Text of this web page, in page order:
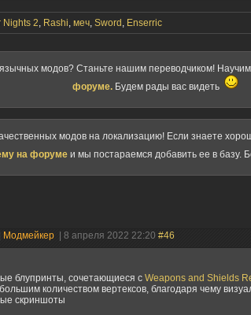
Nights 2, Rashi, меч, Sword , Enserric
модов? Станьте нашим переводчиком!
форуме. Будем рады вас видеть
модов на локализацию! Если знаете
на форуме и мы постараемся добавить ее в базу.
Модмейкер | 8 апреля 2022 22:20 #46
блупринты, сочетающиеся с Weapons and Shields
количеством вертексов, благодаря чему
скриншоты